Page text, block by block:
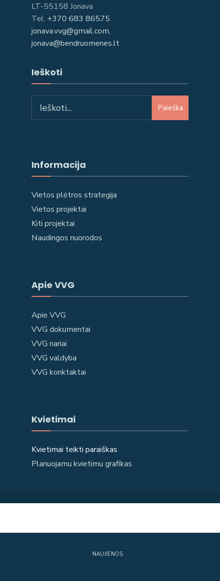
LT-55158 Jonava
Tel: +370 683 86575
jonava.vvg@gmail.com,
jonava@bendruomenes.lt
Ieškoti
Paieška
Informacija
Vietos plėtros strategija
Vietos projektai
Kiti projektai
Naudingos nuorodos
Apie VVG
Apie VVG
VVG dokumentai
VVG nariai
VVG valdyba
VVG konktaktai
Kvietimai
Kvietimai teikti paraiškas
Planuojamu kvietimu grafikas
NAUJIENOS